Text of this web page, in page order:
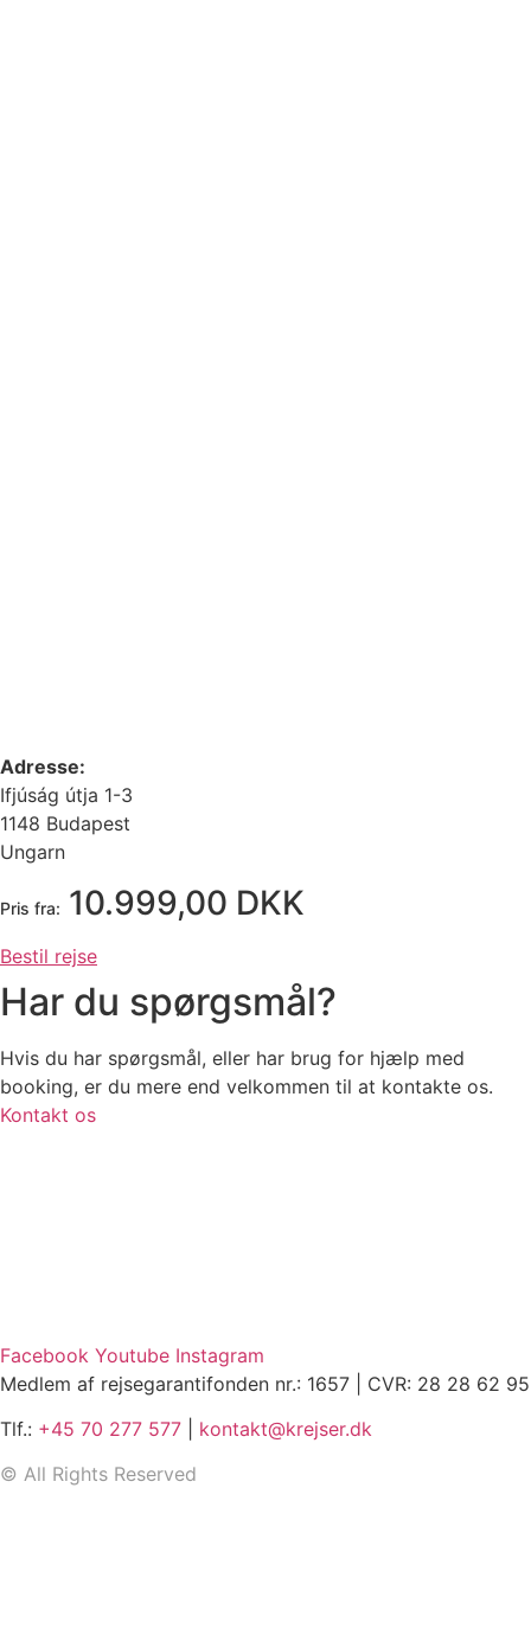
Adresse:
Ifjúság útja 1-3
1148 Budapest
Ungarn
Pris fra: 10.999,00 DKK
Bestil rejse
Har du spørgsmål?
Hvis du har spørgsmål, eller har brug for hjælp med
booking, er du mere end velkommen til at kontakte os.
Kontakt os
Facebook Youtube Instagram
Medlem af rejsegarantifonden nr.: 1657 | CVR: 28 28 62 95
Tlf.: +45 70 277 577
kontakt@krejser.dk
© All Rights Reserved